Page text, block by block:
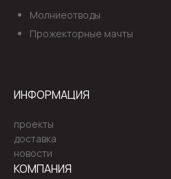
Молниеотводы
Прожекторные мачты
ИНФОРМАЦИЯ
проекты
доставка
новости
КОМПАНИЯ